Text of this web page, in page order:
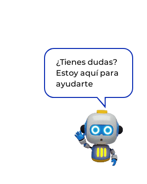
¿Tienes dudas?
Estoy aquí para
ayudarte